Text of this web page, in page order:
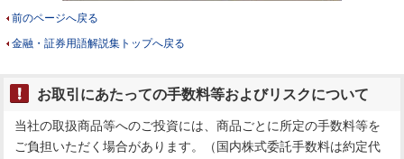
前のページへ戻る
金融・証券用語解説集トップへ戻る
お取引にあたっての手数料等およびリスクについて
当社の取扱商品等へのご投資には、商品ごとに所定の手数料等を
ご負担いただく場合があります。（国内株式委託手数料は約定代